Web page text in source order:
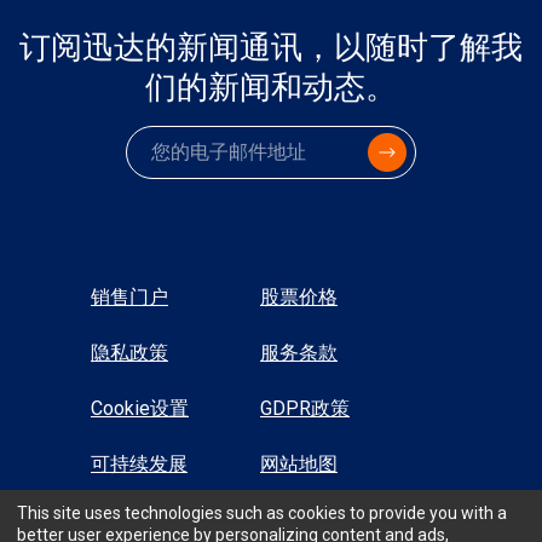
订阅迅达的新闻通讯，以随时了解我
们的新闻和动态。
电子邮件
销售门户 股票价格
隐私政策 服务条款
Cookie设置 GDPR政策
可持续发展 网站地图
高对比显示
This site uses technologies such as cookies to provide you with a
better user experience by personalizing content and ads,